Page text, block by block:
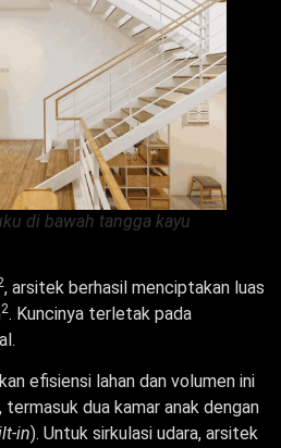
di bawah tangga kayu
, arsitek berhasil menciptakan luas
2. Kuncinya terletak pada
efisiensi lahan dan volumen ini
dua kamar anak dengan
in). Untuk sirkulasi udara, arsitek